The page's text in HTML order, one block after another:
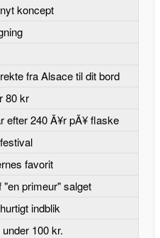
koncept
fra Alsace til dit bord
80 kr
efter 240 Ã¥r pÃ¥ flaske
favorit
"en primeur" salget
indblik
100 kr.